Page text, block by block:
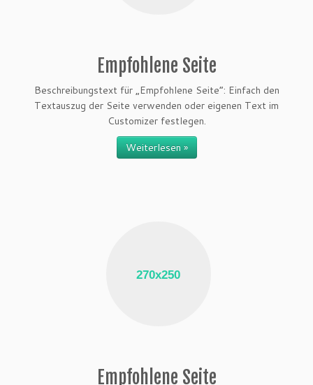
Empfohlene Seite
Beschreibungstext für „Empfohlene Seite“: Einfach den
Textauszug der Seite verwenden oder eigenen Text im
Customizer festlegen.
Weiterlesen »
Empfohlene Seite